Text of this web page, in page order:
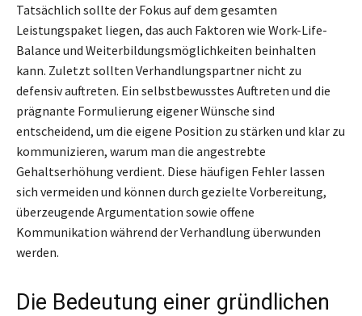
Tatsächlich sollte der Fokus auf dem gesamten
Leistungspaket liegen, das auch Faktoren wie Work-Life-
Balance und Weiterbildungsmöglichkeiten beinhalten
kann. Zuletzt sollten Verhandlungspartner nicht zu
defensiv auftreten. Ein selbstbewusstes Auftreten und die
prägnante Formulierung eigener Wünsche sind
entscheidend, um die eigene Position zu stärken und klar zu
kommunizieren, warum man die angestrebte
Gehaltserhöhung verdient. Diese häufigen Fehler lassen
sich vermeiden und können durch gezielte Vorbereitung,
überzeugende Argumentation sowie offene
Kommunikation während der Verhandlung überwunden
werden.
Die Bedeutung einer gründlichen